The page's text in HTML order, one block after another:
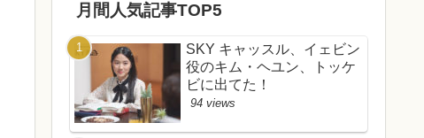
月間人気記事TOP5
SKY キャッスル、イェビン
役のキム・ヘユン、トッケ
ビに出てた！
94 views